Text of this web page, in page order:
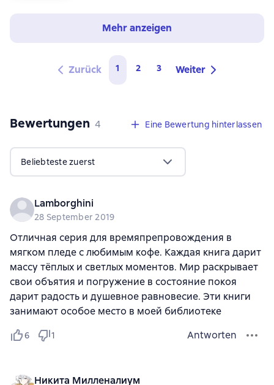
Mehr anzeigen
Zurück 1 2 3 Weiter
Bewertungen 4 Bewertungen
4 Eine Bewertung hinterlassen
Beliebteste zuerst
Lamborghini
28 September 2019
Отличная серия для времяпрепровождения в
мягком пледе с любимым кофе. Каждая книга дарит
массу тёплых и светлых моментов. Мир раскрывает
свои объятия и погружение в состояние покоя
дарит радость и душевное равновесие. Эти книги
занимают особое место в моей библиотеке
6 1 Antworten
Никита Милленалиум